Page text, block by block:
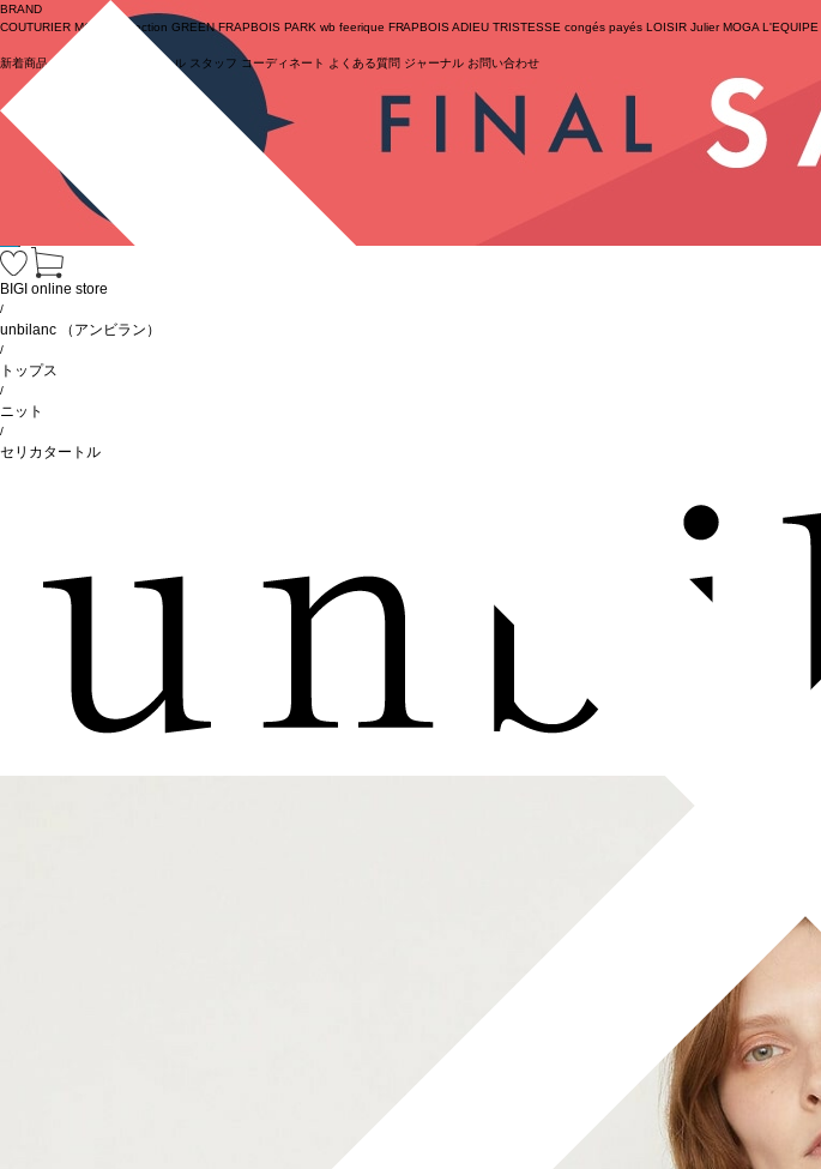
BRAND
COUTURIER MOGA Collection GREEN FRAPBOIS PARK wb feerique FRAPBOIS ADIEU TRISTESSE congés payés LOISIR Julier MOGA L'EQUIPE
新着商品 (ライブ) セール スタッフ コーディネート よくある質問 ジャーナル お問い合わせ
BIGI online store
/
unbilanc （アンビラン）
/
トップス
/
ニット
/
セリカタートル